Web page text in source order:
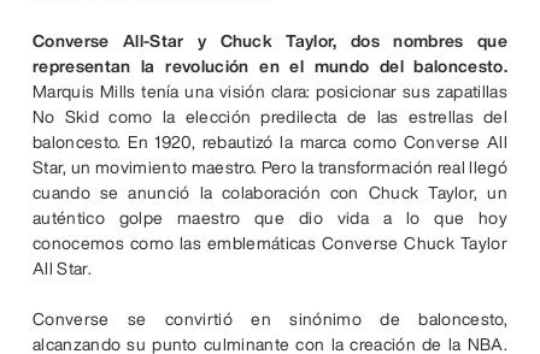
Converse All-Star y Chuck Taylor, dos nombres que
representan la revolución en el mundo del baloncesto.
Marquis Mills tenía una visión clara: posicionar sus zapatillas
No Skid como la elección predilecta de las estrellas del
baloncesto. En 1920, rebautizó la marca como Converse All
Star, un movimiento maestro. Pero la transformación real llegó
cuando se anunció la colaboración con Chuck Taylor, un
auténtico golpe maestro que dio vida a lo que hoy
conocemos como las emblemáticas Converse Chuck Taylor
All Star.
Converse se convirtió en sinónimo de baloncesto,
alcanzando su punto culminante con la creación de la NBA.